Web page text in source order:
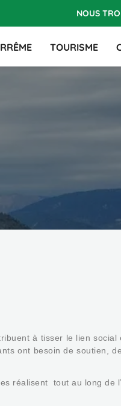
NOUS
TOURISME
à tisser le lien social
ont besoin de soutien,
réalisent tout au long de